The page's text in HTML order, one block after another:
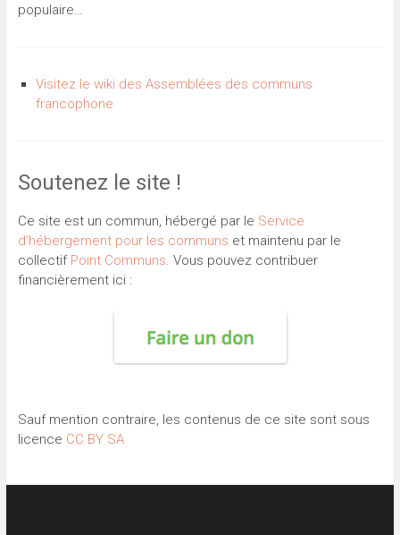
populaire…
Visitez le wiki des Assemblées des communs
francophone
Soutenez le site !
Ce site est un commun, hébergé par le Service
d’hébergement pour les communs et maintenu par le
collectif Point Communs. Vous pouvez contribuer
financièrement ici :
Sauf mention contraire, les contenus de ce site sont sous
licence CC BY SA